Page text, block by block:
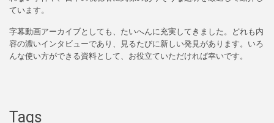
ています。
字幕動画アーカイブとしても、たいへんに充実してきました。どれも内
容の濃いインタビューであり、見るたびに新しい発見があります。いろ
んな使い方ができる資料として、お役立ていただければ幸いです。
Tags